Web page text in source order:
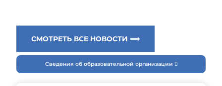
СМОТРЕТЬ ВСЕ НОВОСТИ ⟹
Сведения об образовательной организации